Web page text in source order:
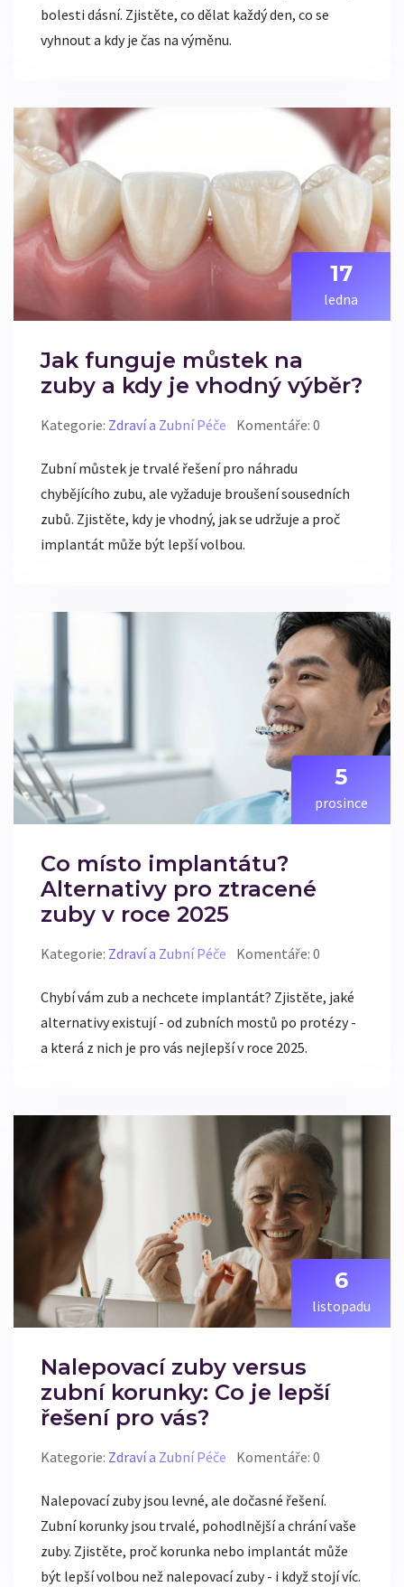
bolesti dásní. Zjistěte, co dělat každý den, co se
vyhnout a kdy je čas na výměnu.
17
ledna
Jak funguje můstek na
zuby a kdy je vhodný výběr?
Kategorie: Zdraví a Zubní Péče Komentáře: 0
Zubní můstek je trvalé řešení pro náhradu
chybějícího zubu, ale vyžaduje broušení sousedních
zubů. Zjistěte, kdy je vhodný, jak se udržuje a proč
implantát může být lepší volbou.
5
prosince
Co místo implantátu?
Alternativy pro ztracené
zuby v roce 2025
Kategorie: Zdraví a Zubní Péče Komentáře: 0
Chybí vám zub a nechcete implantát? Zjistěte, jaké
alternativy existují - od zubních mostů po protézy -
a která z nich je pro vás nejlepší v roce 2025.
6
listopadu
Nalepovací zuby versus
zubní korunky: Co je lepší
řešení pro vás?
Kategorie: Zdraví a Zubní Péče Komentáře: 0
Nalepovací zuby jsou levné, ale dočasné řešení.
Zubní korunky jsou trvalé, pohodlnější a chrání vaše
zuby. Zjistěte, proč korunka nebo implantát může
být lepší volbou než nalepovací zuby - i když stojí víc.